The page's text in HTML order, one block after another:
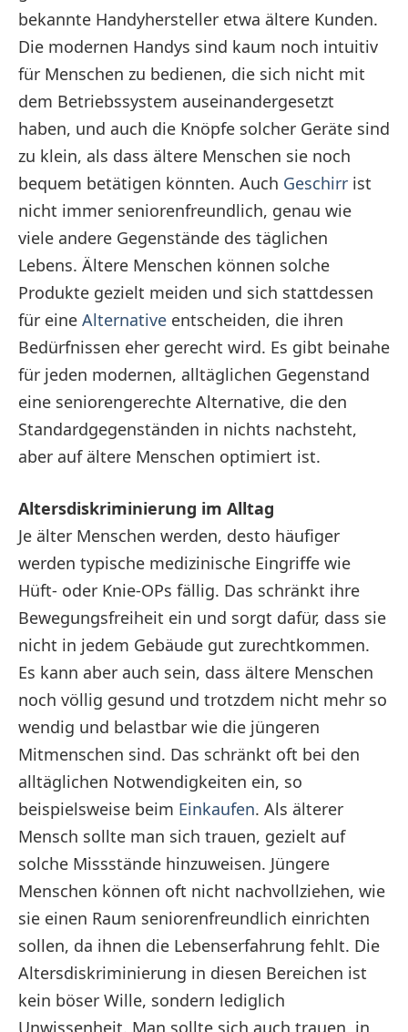
bekannte Handyhersteller etwa ältere Kunden.
Die modernen Handys sind kaum noch intuitiv
für Menschen zu bedienen, die sich nicht mit
dem Betriebssystem auseinandergesetzt
haben, und auch die Knöpfe solcher Geräte sind
zu klein, als dass ältere Menschen sie noch
bequem betätigen könnten. Auch Geschirr ist
nicht immer seniorenfreundlich, genau wie
viele andere Gegenstände des täglichen
Lebens. Ältere Menschen können solche
Produkte gezielt meiden und sich stattdessen
für eine Alternative entscheiden, die ihren
Bedürfnissen eher gerecht wird. Es gibt beinahe
für jeden modernen, alltäglichen Gegenstand
eine seniorengerechte Alternative, die den
Standardgegenständen in nichts nachsteht,
aber auf ältere Menschen optimiert ist.
Altersdiskriminierung im Alltag
Je älter Menschen werden, desto häufiger
werden typische medizinische Eingriffe wie
Hüft- oder Knie-OPs fällig. Das schränkt ihre
Bewegungsfreiheit ein und sorgt dafür, dass sie
nicht in jedem Gebäude gut zurechtkommen.
Es kann aber auch sein, dass ältere Menschen
noch völlig gesund und trotzdem nicht mehr so
wendig und belastbar wie die jüngeren
Mitmenschen sind. Das schränkt oft bei den
alltäglichen Notwendigkeiten ein, so
beispielsweise beim Einkaufen. Als älterer
Mensch sollte man sich trauen, gezielt auf
solche Missstände hinzuweisen. Jüngere
Menschen können oft nicht nachvollziehen, wie
sie einen Raum seniorenfreundlich einrichten
sollen, da ihnen die Lebenserfahrung fehlt. Die
Altersdiskriminierung in diesen Bereichen ist
kein böser Wille, sondern lediglich